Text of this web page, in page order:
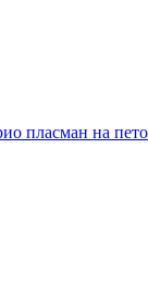
пласман на